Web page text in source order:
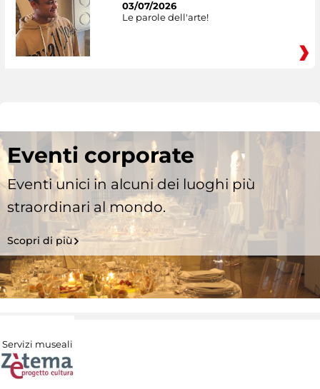
03/07/2026
Le parole dell'arte!
Eventi corporate
Eventi unici in alcuni dei luoghi più
straordinari al mondo.
Scopri di più
Servizi museali